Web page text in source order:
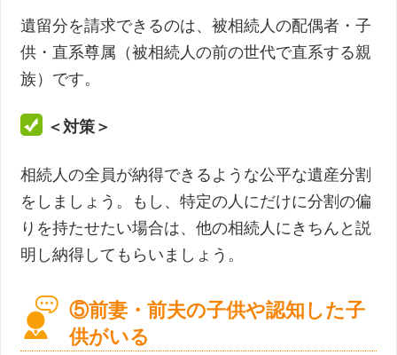
遺留分を請求できるのは、被相続人の配偶者・子
供・直系尊属（被相続人の前の世代で直系する親
族）です。
＜対策＞
相続人の全員が納得できるような公平な遺産分割
をしましょう。もし、特定の人にだけに分割の偏
りを持たせたい場合は、他の相続人にきちんと説
明し納得してもらいましょう。
⑤前妻・前夫の子供や認知した子
供がいる